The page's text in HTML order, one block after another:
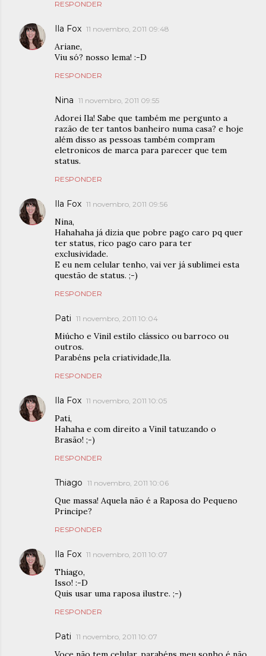
RESPONDER
Ila Fox 11 novembro, 2011 09:48
Ariane,
Viu só? nosso lema! :-D
RESPONDER
Nina 11 novembro, 2011 09:55
Adorei Ila! Sabe que também me pergunto a
razão de ter tantos banheiro numa casa? e hoje
além disso as pessoas também compram
eletronicos de marca para parecer que tem
status.
RESPONDER
Ila Fox 11 novembro, 2011 09:56
Nina,
Hahahaha já dizia que pobre pago caro pq quer
ter status, rico pago caro para ter
exclusividade.
E eu nem celular tenho, vai ver já sublimei esta
questão de status. ;-)
RESPONDER
Pati 11 novembro, 2011 10:04
Miúcho e Vinil estilo clássico ou barroco ou
outros.
Parabéns pela criatividade,Ila.
RESPONDER
Ila Fox 11 novembro, 2011 10:05
Pati,
Hahaha e com direito a Vinil tatuzando o
Brasão! ;-)
RESPONDER
Thiago 11 novembro, 2011 10:06
Que massa! Aquela não é a Raposa do Pequeno
Principe?
RESPONDER
Ila Fox 11 novembro, 2011 10:07
Thiago,
Isso! :-D
Quis usar uma raposa ilustre. ;-)
RESPONDER
Pati 11 novembro, 2011 10:07